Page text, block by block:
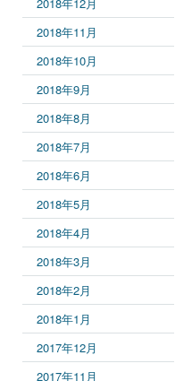
2018年11月
2018年10月
2018年9月
2018年8月
2018年7月
2018年6月
2018年5月
2018年4月
2018年3月
2018年2月
2018年1月
2017年12月
2017年11月